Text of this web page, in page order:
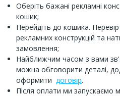
Оберіть бажані рекламні
кошик;
Перейдіть до кошика.
рекламних конструкцій та
замовлення;
Найближчим часом з вами
можна обговорити деталі,
оформити договір.
Після оплати ми запускаємо